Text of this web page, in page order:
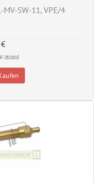
SW-11, VPE/4
Versand